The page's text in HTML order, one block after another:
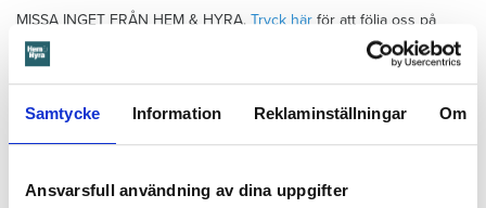
Samtycke Information Reklaminställningar Om
Ansvarsfull användning av dina uppgifter
MISSA INGET FRÅN HEM & HYRA. Tryck här för att följa oss på
Facebook.
Ansvarsskyddet – en viktig del i hemförsäkringen